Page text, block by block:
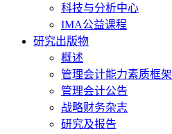
科技与分析中心
IMA公益课程
研究出版物
概述
管理会计能力素质框架
管理会计公告
战略财务杂志
研究及报告